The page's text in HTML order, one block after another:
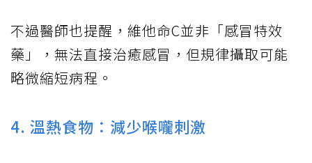
不過醫師也提醒，維他命C並非「感冒特效
藥」，無法直接治癒感冒，但規律攝取可能
略微縮短病程。
4. 溫熱食物：減少喉嚨刺激